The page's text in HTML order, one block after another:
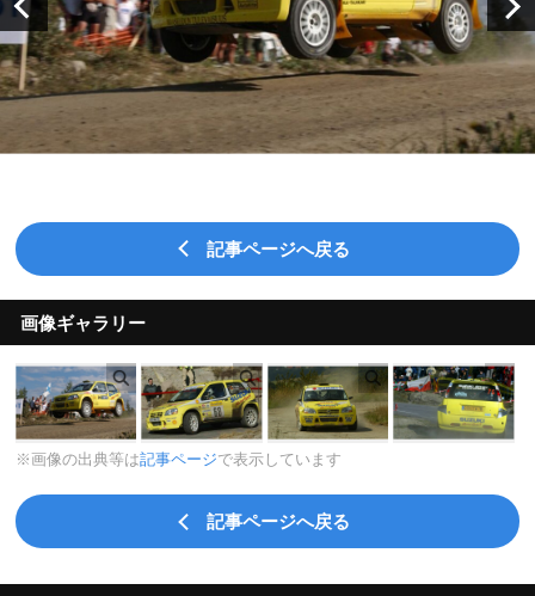
記事ページへ戻る
画像ギャラリー
※画像の出典等は記事ページで表示しています
記事ページへ戻る